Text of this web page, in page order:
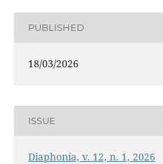
PUBLISHED
18/03/2026
ISSUE
Diaphonía, v. 12, n. 1, 2026